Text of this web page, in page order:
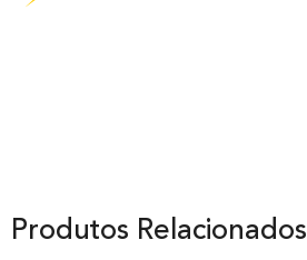
Produtos Relacionados